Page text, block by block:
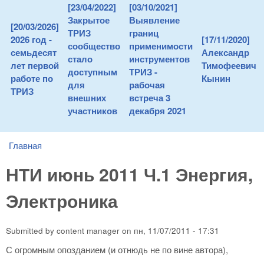
[20/03/2026]
2026 год -
семьдесят
лет первой
работе по
ТРИЗ
[23/04/2022]
Закрытое
ТРИЗ
сообщество
стало
доступным
для
внешних
участников
[03/10/2021]
Выявление
границ
применимости
инструментов
ТРИЗ -
рабочая
встреча 3
декабря 2021
[17/11/2020]
Александр
Тимофеевич
Кынин
You are here
Главная
НТИ июнь 2011 Ч.1 Энергия,
Электроника
Submitted by content manager on пн, 11/07/2011 - 17:31
С огромным опозданием (и отнюдь не по вине автора),